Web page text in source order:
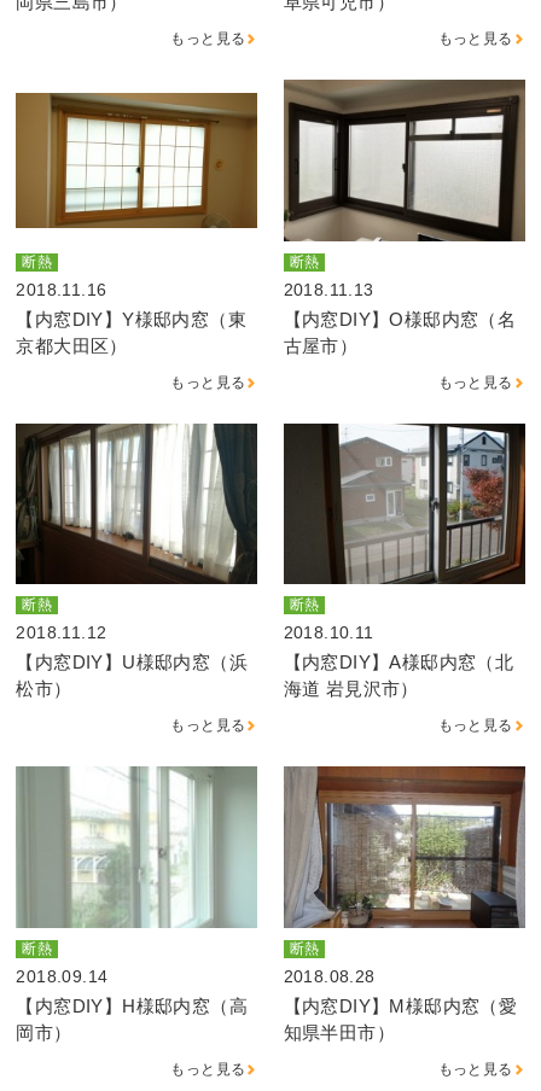
もっと見る もっと見る
断熱
2018.11.16
【内窓DIY】Y様邸内窓（東
京都大田区）
もっと見る
断熱
2018.11.13
【内窓DIY】O様邸内窓（名
古屋市）
もっと見る
断熱
2018.11.12
【内窓DIY】U様邸内窓（浜
松市）
もっと見る
断熱
2018.10.11
【内窓DIY】A様邸内窓（北
海道 岩見沢市）
もっと見る
断熱
2018.09.14
【内窓DIY】H様邸内窓（高
岡市）
もっと見る
断熱
2018.08.28
【内窓DIY】M様邸内窓（愛
知県半田市）
もっと見る